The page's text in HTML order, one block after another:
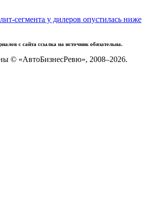
сегмента у дилеров опустилась ниже
с сайта ссылка на источник обязательна.
© «АвтоБизнесРевю», 2008–2026.